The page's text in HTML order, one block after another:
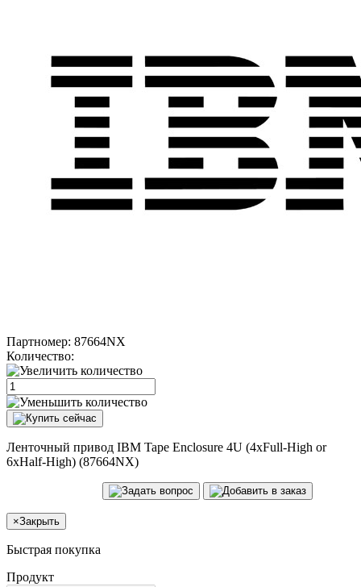
Партномер: 87664NX
Количество:
Ленточный привод IBM Tape Enclosure 4U (4xFull-High or
6xHalf-High) (87664NX)
×Закрыть
Быстрая покупка
Продукт